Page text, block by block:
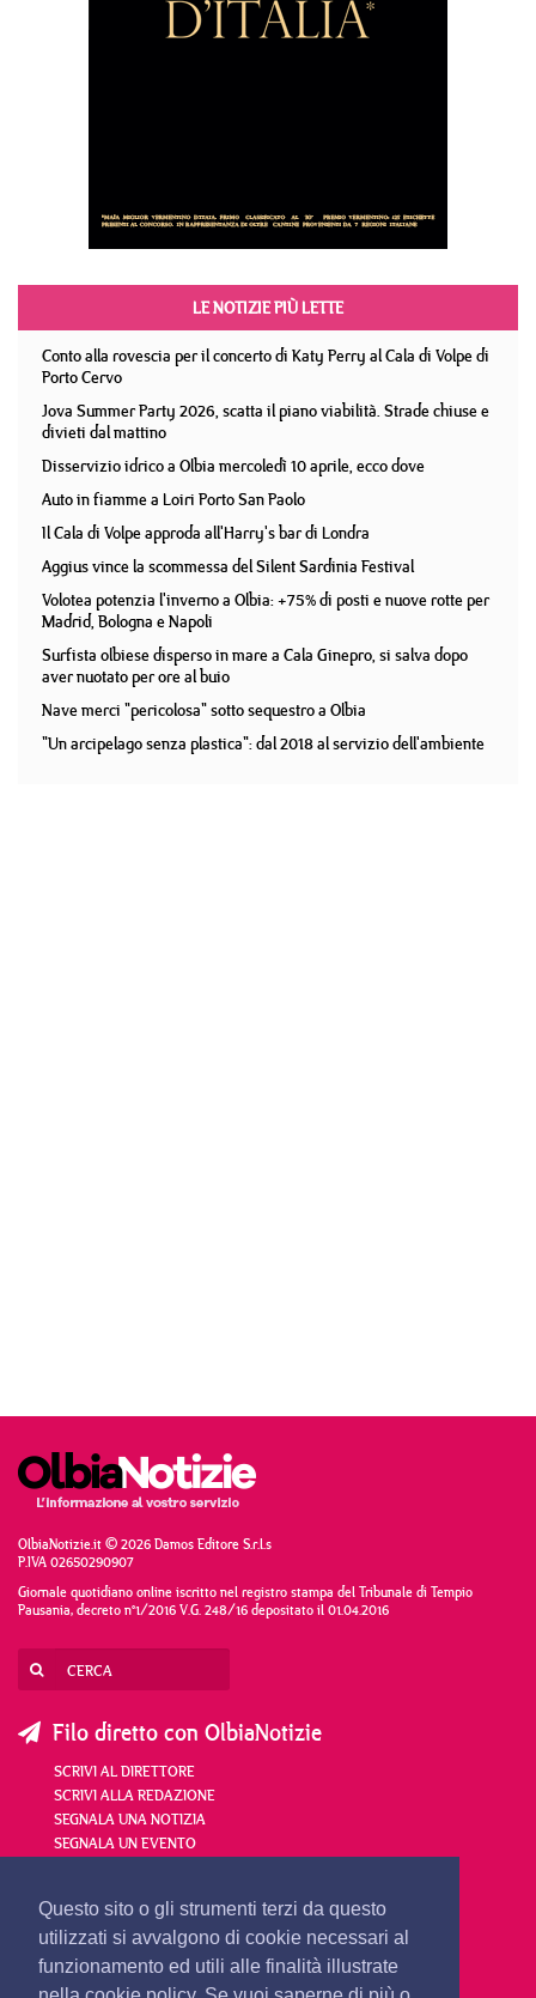
Questo sito o gli strumenti terzi da questo
utilizzati si avvalgono di cookie necessari al
funzionamento ed utili alle finalità illustrate
LE NOTIZIE PIÙ LETTE
Conto alla rovescia per il concerto di Katy Perry al Cala di Volpe di
Porto Cervo
Jova Summer Party 2026, scatta il piano viabilità. Strade chiuse e
divieti dal mattino
Disservizio idrico a Olbia mercoledì 10 aprile, ecco dove
Auto in fiamme a Loiri Porto San Paolo
Il Cala di Volpe approda all'Harry's bar di Londra
Aggius vince la scommessa del Silent Sardinia Festival
Volotea potenzia l'inverno a Olbia: +75% di posti e nuove rotte per
Madrid, Bologna e Napoli
Surfista olbiese disperso in mare a Cala Ginepro, si salva dopo
aver nuotato per ore al buio
Nave merci "pericolosa" sotto sequestro a Olbia
"Un arcipelago senza plastica": dal 2018 al servizio dell'ambiente
OlbiaNotizie.it © 2026 Damos Editore S.r.l.s
P.IVA 02650290907
Giornale quotidiano online iscritto nel registro stampa del Tribunale di Tempio
Pausania, decreto n°1/2016 V.G. 248/16 depositato il 01.04.2016
Filo diretto con OlbiaNotizie
SCRIVI AL DIRETTORE
SCRIVI ALLA REDAZIONE
SEGNALA UNA NOTIZIA
SEGNALA UN EVENTO
redazione@olbianotizie.it